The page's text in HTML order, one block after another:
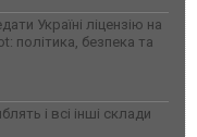
Україні ліцензію на
політика, безпека та
і всі інші склади